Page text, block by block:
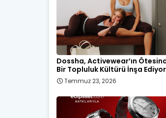
Dossha, Activewear’ın
Bir Topluluk Kültürü İnşa Ediyor
Temmuz 23, 2026